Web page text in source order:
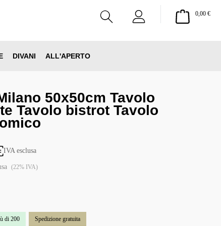
0,00 €Il
DIVANI ALL'APERTO
50x50cm Tavolo
Tavolo bistrot Tavolo
IVA esclusa
(22% IVA)
5 su 5 stelle
di 200 Spedizione gratuita